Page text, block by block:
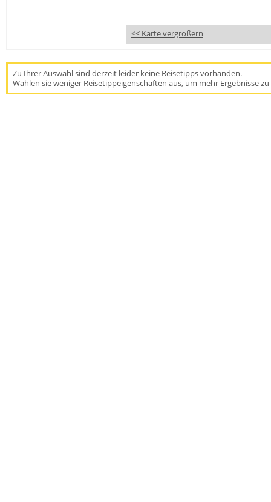
<< Karte vergrößern
Zu Ihrer Auswahl sind derzeit leider keine Reisetipps vorhanden.
Wählen sie weniger Reisetippeigenschaften aus, um mehr Ergebnisse